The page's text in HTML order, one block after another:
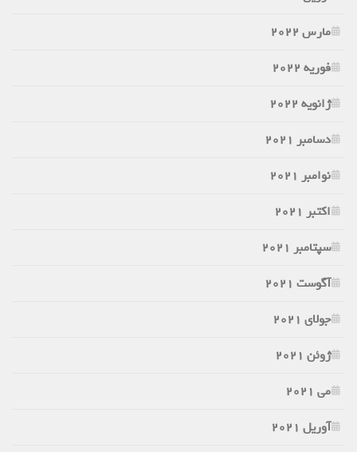
مارس 2022
فوریه 2022
ژانویه 2022
دسامبر 2021
نوامبر 2021
اکتبر 2021
سپتامبر 2021
آگوست 2021
جولای 2021
ژوئن 2021
می 2021
آوریل 2021